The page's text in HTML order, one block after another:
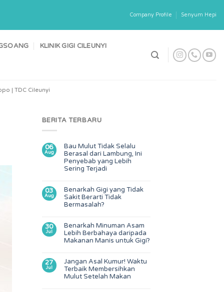
Company Profile Senyum Hepi
KLINIK GIGI CILEUNYI
| TDC Cileunyi
BERITA TERBARU
06
Aug
Bau Mulut Tidak Selalu
Berasal dari Lambung, Ini
Penyebab yang Lebih
Sering Terjadi
03
Aug
Benarkah Gigi yang Tidak
Sakit Berarti Tidak
Bermasalah?
30
Jul
Benarkah Minuman Asam
Lebih Berbahaya daripada
Makanan Manis untuk Gigi?
27
Jul
Jangan Asal Kumur! Waktu
Terbaik Membersihkan
Mulut Setelah Makan